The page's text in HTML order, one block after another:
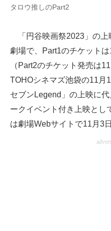
タロウ推しのPart2
「円谷映画祭2023」の上
劇場で、Part1のチケット
（Part2のチケット発売は
TOHOシネマズ池袋の11月
セブンLegend」の上映に
ークイベント付き上映とし
は劇場Webサイトで11月3